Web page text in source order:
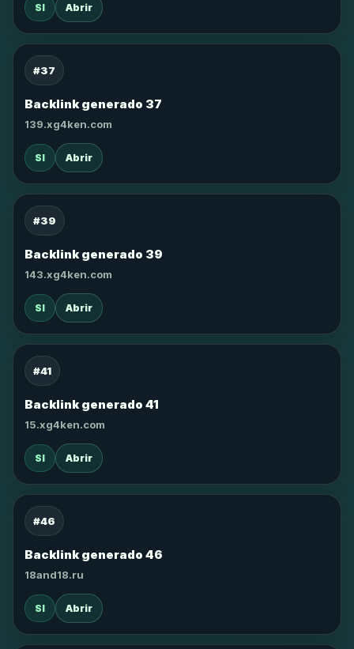
SI Abrir
#37
Backlink generado 37
139.xg4ken.com
SI Abrir
#39
Backlink generado 39
143.xg4ken.com
SI Abrir
#41
Backlink generado 41
15.xg4ken.com
SI Abrir
#46
Backlink generado 46
18and18.ru
SI Abrir